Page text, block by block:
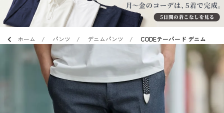
ホーム パンツ デニムパンツ CODEテーパード デニム